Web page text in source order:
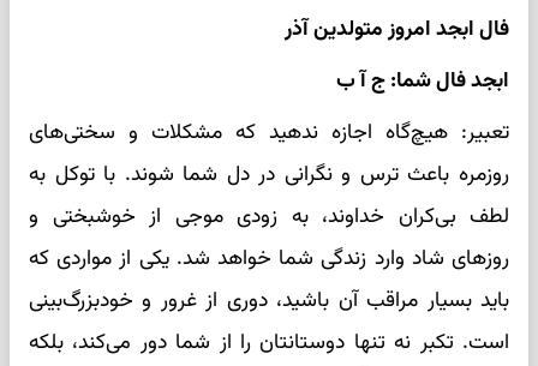
فال ابجد امروز متولدین آذر
ابجد فال شما: ج آ ب
تعبیر: هیچ‌گاه اجازه ندهید که مشکلات و سختی‌های
روزمره باعث ترس و نگرانی در دل شما شوند. با توکل به
لطف بی‌کران خداوند، به زودی موجی از خوشبختی و
روزهای شاد وارد زندگی شما خواهد شد. یکی از مواردی که
باید بسیار مراقب آن باشید، دوری از غرور و خودبزرگ‌بینی
است. تکبر نه تنها دوستانتان را از شما دور می‌کند، بلکه